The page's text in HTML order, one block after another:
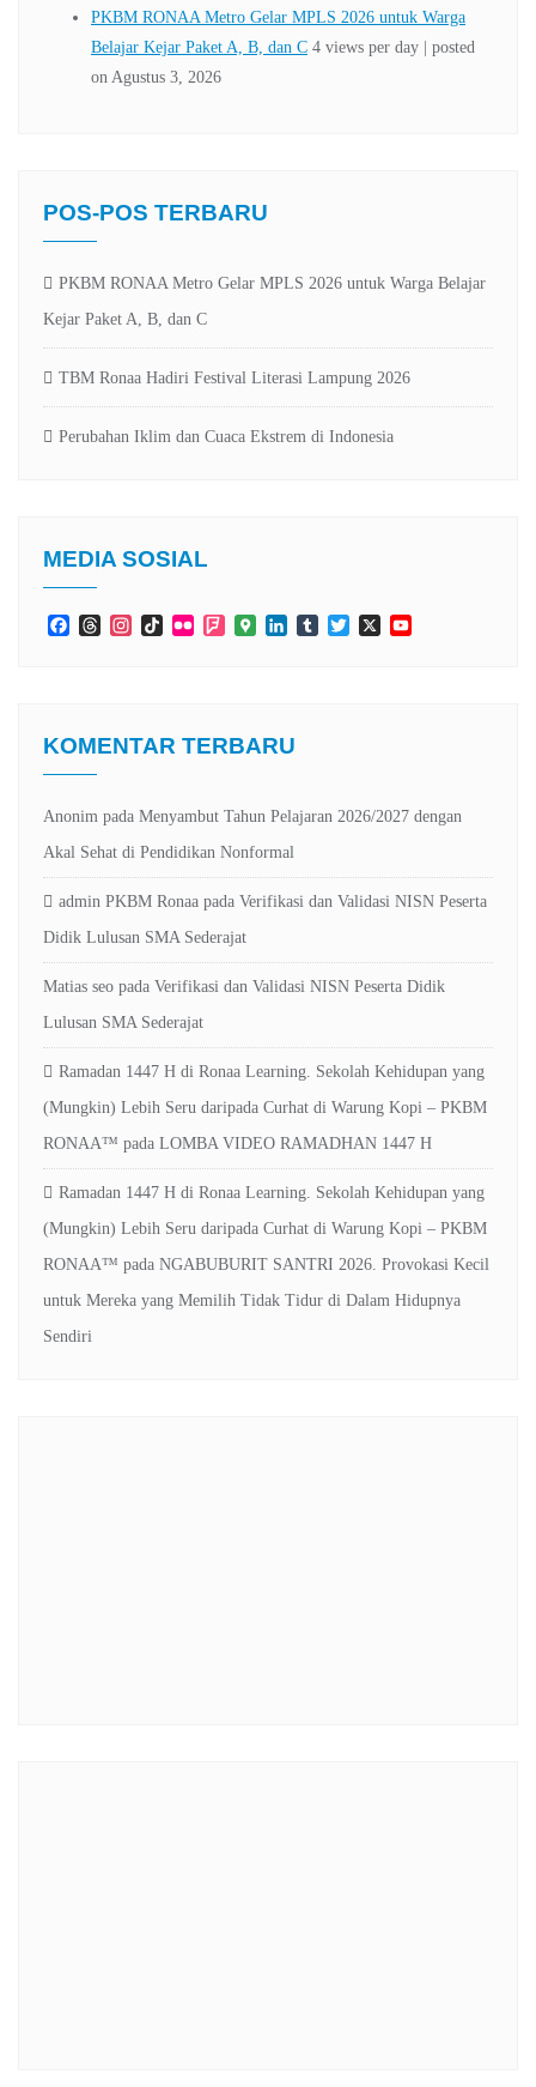
POS-POS TERBARU
PKBM RONAA Metro Gelar MPLS 2026 untuk Warga Belajar
Kejar Paket A, B, dan C
TBM Ronaa Hadiri Festival Literasi Lampung 2026
Perubahan Iklim dan Cuaca Ekstrem di Indonesia
MEDIA SOSIAL
FacebookThreadsInstagramTikTokFlickr Foursquare
GoogleLinkedInTumblrTwitter
X
KOMENTAR TERBARU
Anonim pada Menyambut Tahun Pelajaran 2026/2027 dengan
Akal Sehat di Pendidikan Nonformal
admin PKBM Ronaa pada Verifikasi dan Validasi NISN Peserta
Didik Lulusan SMA Sederajat
Matias seo pada Verifikasi dan Validasi NISN Peserta Didik
Lulusan SMA Sederajat
Ramadan 1447 H di Ronaa Learning. Sekolah Kehidupan yang
(Mungkin) Lebih Seru daripada Curhat di Warung Kopi – PKBM
RONAA™ pada LOMBA VIDEO RAMADHAN 1447 H
Ramadan 1447 H di Ronaa Learning. Sekolah Kehidupan yang
(Mungkin) Lebih Seru daripada Curhat di Warung Kopi – PKBM
RONAA™ pada NGABUBURIT SANTRI 2026. Provokasi Kecil
untuk Mereka yang Memilih Tidak Tidur di Dalam Hidupnya
Sendiri